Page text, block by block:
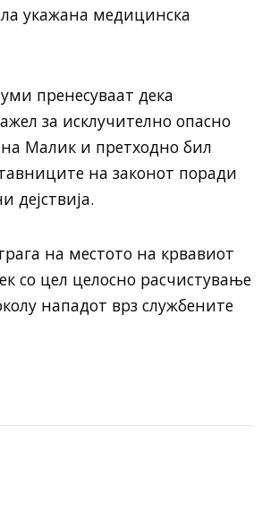
укажана медицинска
пренесуваат дека
за исклучително опасно
Малик и претходно бил
на законот поради
дејствија.
на местото на крвавиот
со цел целосно расчистување
нападот врз службените